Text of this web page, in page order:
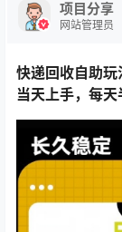
项目分享
网站管理员
快递回收自助
当天上手，每天